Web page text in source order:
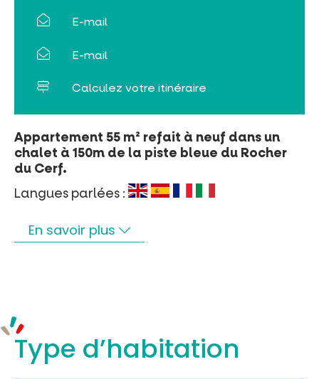
Appartement 55 m² refait à neuf dans un
chalet à 150m de la piste bleue du Rocher
du Cerf.
Langues parlées :
En savoir plus
Type d’habitation
E-mail
E-mail
Calculez votre itinéraire